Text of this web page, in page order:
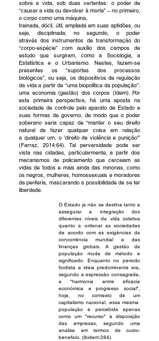
sobre a vida, sob duas vertentes: o poder de
“causar a vida ou devolver à morte” – no primeiro,
o corpo como uma máquina,
treinada, dócil, útil, ampliada em suas aptidões, ou
seja, disciplinada; no segundo, o poder
atravésdos instrumentos de transformação do
“corpo-espécie” com auxílio dos campos de
estudo que surgiram, como a Sociologia, a
Estatística e o Urbanismo. Nestes, fazem-se
presentes os “suportes dos processos
biológicos”, ou seja, os dispositivos de regulação
da vida a partir de “uma biopolítica da população”:
uma economia (gestão) dos corpos (Idem). Por
esta primeira perspectiva, há umaaposta na
sociedade de controle pelo aparato de Estado e
suas formas de governo, de modo que o poder
soberano seria capaz de “manter o seu direito
natural de fazer qualquer coisa em relação
a qualquer um, o 'direito de violência e punição'”
(Ferraz, 2014:64). Tal perversidade pode ser
vista nas cidades, particularmente, a partir dos
mecanismos de policiamento que cerceiam as
vidas de todos e mais ainda das minorias, como
os negros, mulheres, homossexuais e moradores
daperiferia, mascarando a possibilidade de se ter
liberdade.
O Estado já não se destina tanto a
assegurar a integração dos
diferentes níveis da vida coletiva
quanto a ordenar as sociedades
de acordo com as exigências da
concorrência mundial e das
finanças globais. A gestão da
população muda de método e
significado. Enquanto no período
fordista a ideia predominante era,
segundo a expressão consagrada,
a "harmonia entre eficácia
econômica e progresso social",
hoje, no contexto de um
capitalismo nacional, essa mesma
população é percebida apenas
como um "recurso" à disposição
das empresas, segundo uma
análise em termos de custo-
benefício. (Ibidem:284).